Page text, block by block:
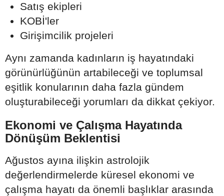
Satış ekipleri
KOBİ'ler
Girişimcilik projeleri
Aynı zamanda kadınların iş hayatındaki
görünürlüğünün artabileceği ve toplumsal
eşitlik konularının daha fazla gündem
oluşturabileceği yorumları da dikkat çekiyor.
Ekonomi ve Çalışma Hayatında
Dönüşüm Beklentisi
Ağustos ayına ilişkin astrolojik
değerlendirmelerde küresel ekonomi ve
çalışma hayatı da önemli başlıklar arasında